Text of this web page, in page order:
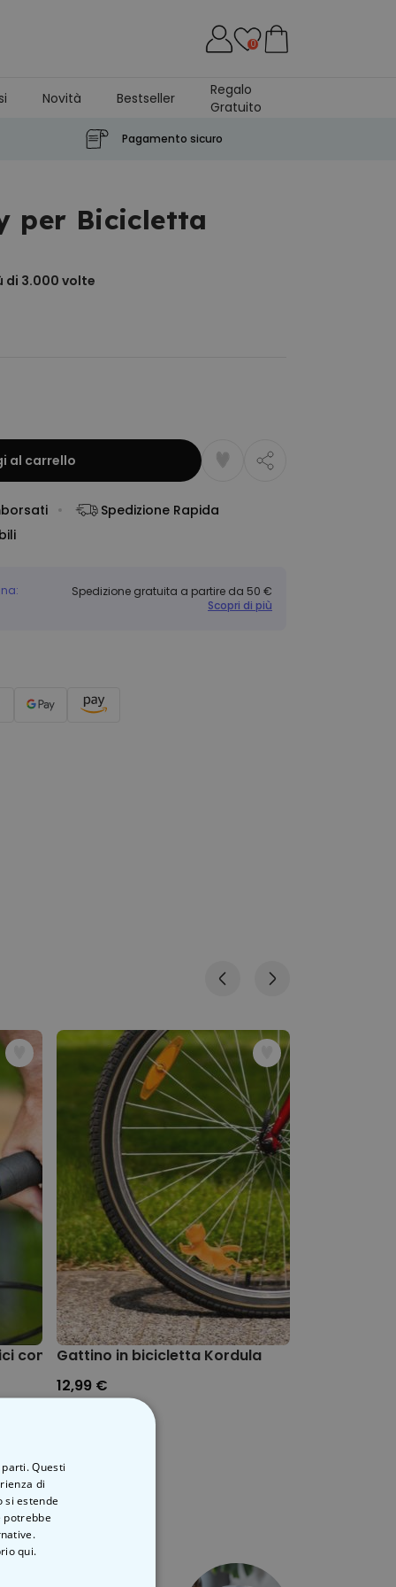
0
Novità Bestseller
Regalo
Gratuito
Pagamento sicuro
per Bicicletta
di 3.000 volte
al carrello
Spedizione Rapida
Spedizione gratuita a partire da 50 €
Scopri di più
con CascoGattino in bicicletta Kordula
12,99 €
Questi
di
si estende
potrebbe
qui.